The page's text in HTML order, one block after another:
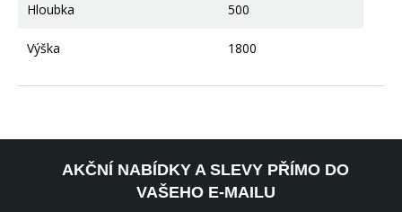
Hloubka 500
Výška 1800
AKČNÍ NABÍDKY A SLEVY PŘÍMO DO
VAŠEHO E-MAILU